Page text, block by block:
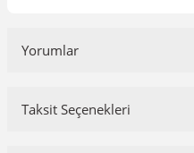
Yorumlar
Taksit Seçenekleri